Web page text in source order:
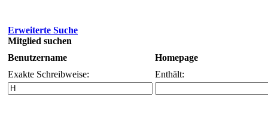
Erweiterte Suche
Mitglied suchen
Benutzername
Homepage
Exakte Schreibweise:
Enthält: